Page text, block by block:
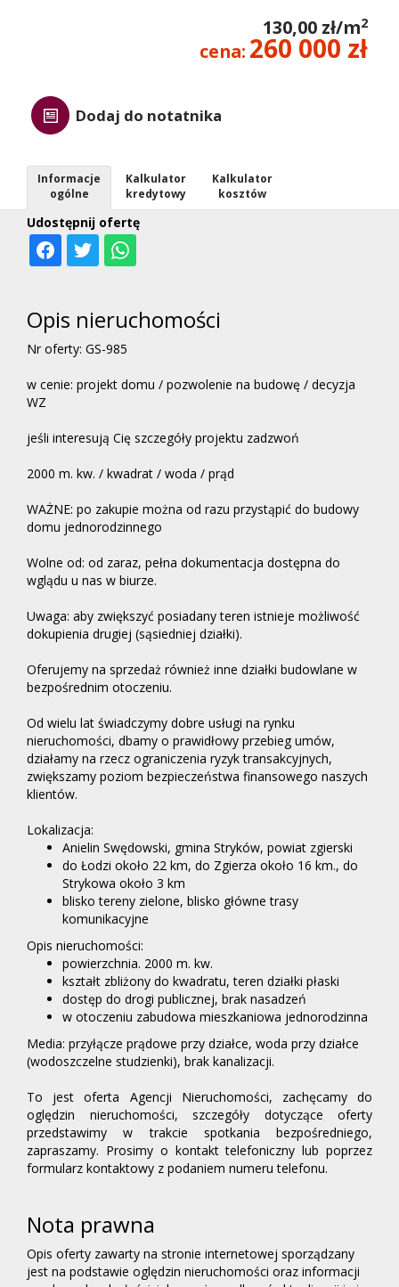
130,00 zł/m2
cena: 260 000 zł
Dodaj do notatnika
Udostępnij ofertę
Informacje
ogólne
Kalkulator
kredytowy
Kalkulator
kosztów
Opis nieruchomości
Nr oferty: GS-985
w cenie: projekt domu / pozwolenie na budowę / decyzja
WZ
jeśli interesują Cię szczegóły projektu zadzwoń
2000 m. kw. / kwadrat / woda / prąd
WAŻNE: po zakupie można od razu przystąpić do budowy
domu jednorodzinnego
Wolne od: od zaraz, pełna dokumentacja dostępna do
wglądu u nas w biurze.
Uwaga: aby zwiększyć posiadany teren istnieje możliwość
dokupienia drugiej (sąsiedniej działki).
Oferujemy na sprzedaż również inne działki budowlane w
bezpośrednim otoczeniu.
Od wielu lat świadczymy dobre usługi na rynku
nieruchomości, dbamy o prawidłowy przebieg umów,
działamy na rzecz ograniczenia ryzyk transakcyjnych,
zwiększamy poziom bezpieczeństwa finansowego naszych
klientów.
Lokalizacja:
Anielin Swędowski, gmina Stryków, powiat zgierski
do Łodzi około 22 km, do Zgierza około 16 km., do
Strykowa około 3 km
blisko tereny zielone, blisko główne trasy
komunikacyjne
Opis nieruchomości:
powierzchnia. 2000 m. kw.
kształt zbliżony do kwadratu, teren działki płaski
dostęp do drogi publicznej, brak nasadzeń
w otoczeniu zabudowa mieszkaniowa jednorodzinna
Media: przyłącze prądowe przy działce, woda przy działce
(wodoszczelne studzienki), brak kanalizacji.
To jest oferta Agencji Nieruchomości, zachęcamy do
oględzin nieruchomości, szczegóły dotyczące oferty
przedstawimy w trakcie spotkania bezpośredniego,
zapraszamy. Prosimy o kontakt telefoniczny lub poprzez
formularz kontaktowy z podaniem numeru telefonu.
Nota prawna
Opis oferty zawarty na stronie internetowej sporządzany
jest na podstawie oględzin nieruchomości oraz informacji